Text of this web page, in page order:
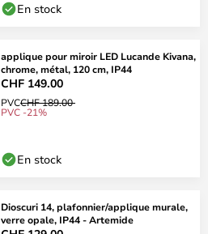
En stock
applique pour miroir LED Lucande Kivana,
chrome, métal, 120 cm, IP44
CHF 149.00
PVCCHF 189.00
PVC -21%
En stock
Dioscuri 14, plafonnier/applique murale,
verre opale, IP44 - Artemide